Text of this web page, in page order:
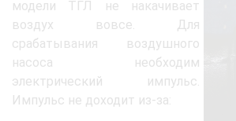
модели ТГЛ не накачивает
воздух вовсе. Для
срабатывания воздушного
насоса необходим
электрический импульс.
Импульс не доходит из-за: